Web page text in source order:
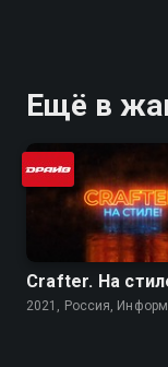
Ещё в
Crafter. На
2021, Россия,